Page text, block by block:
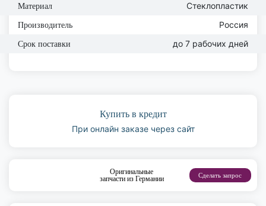
Материал Стеклопластик
Производитель Россия
Срок поставки до 7 рабочих дней
Купить в кредит
При онлайн заказе через сайт
Оригинальные
запчасти из Германии
Сделать запрос